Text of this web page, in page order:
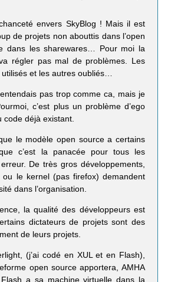
envers SkyBlog ! Mais il est
de projets non abouttis dans l’open
dans les sharewares… Pour moi la
régler pas mal de problèmes. Les
et les autres oubliés…
pas trop comme ca, mais je
c’est plus un problème d’ego
déjà existant.
le modèle open source a certains
c’est la panacée pour tous les
De très gros développements,
ou le kernel (pas firefox) demandent
dans l’organisation.
la qualité des développeurs est
dictateurs de projets sont des
de leurs projets.
(j’ai codé en XUL et en Flash),
open source apportera, AMHA
a sa machine virtuelle dans la